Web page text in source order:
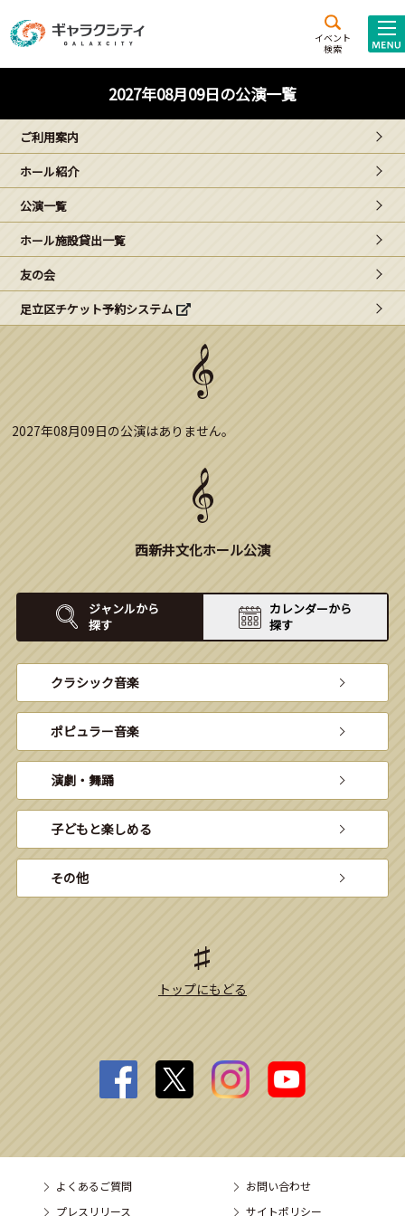
イベント
検索
施設案内
西新井
文化ホール
ギャラクシティとは
こどもみーてぃんぐ
Gがくえん
ブランドからのお知らせ
2027年08月09日の公演一覧
ご利用案内
ホール紹介
公演一覧
ホール施設貸出一覧
友の会
足立区チケット予約システム
2027年08月09日の公演はありません。
西新井文化ホール公演
ジャンルから
探す
カレンダーから
探す
クラシック音楽
ポピュラー音楽
演劇・舞踊
子どもと楽しめる
その他
トップにもどる
よくあるご質問
お問い合わせ
プレスリリース
サイトポリシー